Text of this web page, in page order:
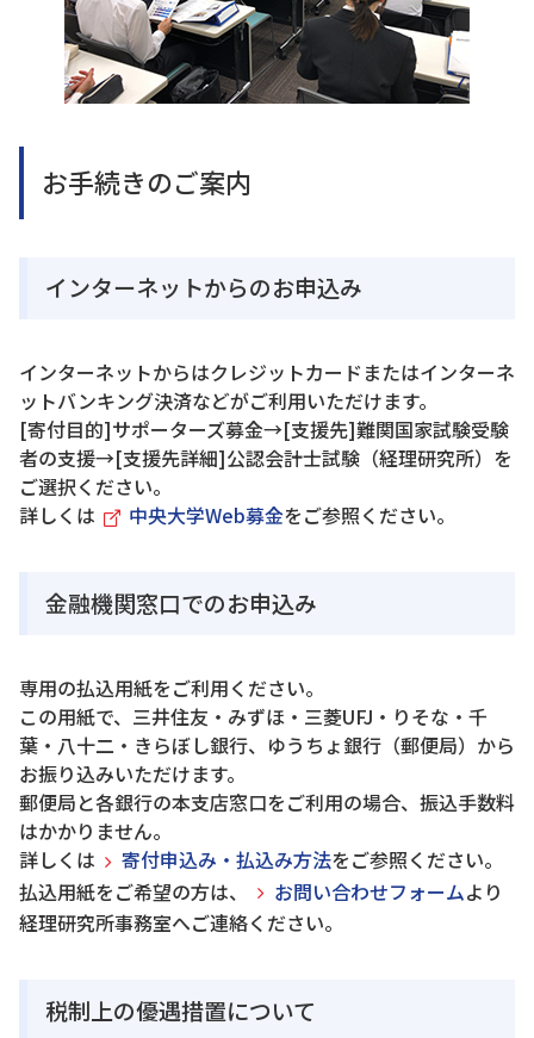
お手続きのご案内
インターネットからのお申込み
インターネットからはクレジットカードまたはインターネ
ットバンキング決済などがご利用いただけます。
[寄付目的]サポーターズ募金→[支援先]難関国家試験受験
者の支援→[支援先詳細]公認会計士試験（経理研究所）を
ご選択ください。
詳しくは
中央大学Web募金をご参照ください。
金融機関窓口でのお申込み
専用の払込用紙をご利用ください。
この用紙で、三井住友・みずほ・三菱UFJ・りそな・千
葉・八十二・きらぼし銀行、ゆうちょ銀行（郵便局）から
お振り込みいただけます。
郵便局と各銀行の本支店窓口をご利用の場合、振込手数料
はかかりません。
詳しくは
寄付申込み・払込み方法をご参照ください。
払込用紙をご希望の方は、
お問い合わせフォームより
経理研究所事務室へご連絡ください。
税制上の優遇措置について